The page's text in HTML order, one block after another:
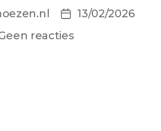
Berichtdatum
13/02/2026
reactiesop